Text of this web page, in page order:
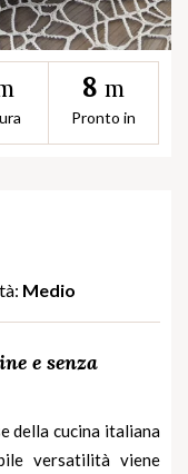
8 m
Pronto in
Medio
e senza
della cucina italiana
versatilità viene